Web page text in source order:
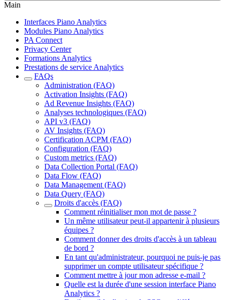
Main
Interfaces Piano Analytics
Modules Piano Analytics
PA Connect
Privacy Center
Formations Analytics
Prestations de service Analytics
FAQs
Administration (FAQ)
Activation Insights (FAQ)
Ad Revenue Insights (FAQ)
Analyses technologiques (FAQ)
API v3 (FAQ)
AV Insights (FAQ)
Certification ACPM (FAQ)
Configuration (FAQ)
Custom metrics (FAQ)
Data Collection Portal (FAQ)
Data Flow (FAQ)
Data Management (FAQ)
Data Query (FAQ)
Droits d'accès (FAQ)
Comment réinitialiser mon mot de passe ?
Un même utilisateur peut-il appartenir à plusieurs
équipes ?
Comment donner des droits d'accès à un tableau
de bord ?
En tant qu'administrateur, pourquoi ne puis-je pas
supprimer un compte utilisateur spécifique ?
Comment mettre à jour mon adresse e-mail ?
Quelle est la durée d'une session interface Piano
Analytics ?